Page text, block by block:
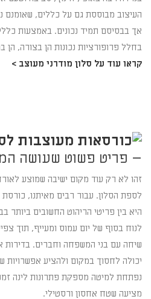
העיצוב מבוססת גם על כללים, שאומנם
אך בבסיסם תמיד נכונים. באמצעות
בחלל פרופורציות נכונות הן בצורה, הן
קראו עוד על סלון מודרני מעוצב >
– פריט פשוט שעושה
זהו לא רק עוד מקום ישיבה שמוצע
לספת הסלון. עבור רבים מאיתנו,
היא בין פריטי הריהוט החשובים
לנוח בסוף של יום עמוס ומעייף, תוך
שיחה עם בני המשפחה וחברים. בדירות
יכולה לחסוך במקום ולהציע אפשרויות
נפתחת למיטה מספקת פתרונות לינה
מציעה שטח אחסון ורסטילי.